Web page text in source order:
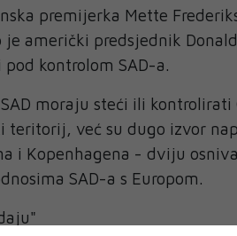
premijerka Mette
je američki predsjednik
kontrolom SAD-a.
moraju steći ili kontrolirati
teritorij, već su dugo izvor
i Kopenhagena - dviju
SAD-a s Europom.